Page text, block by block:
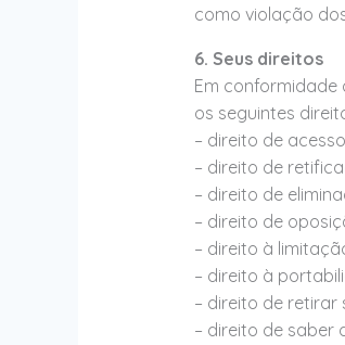
como violação
6. Seus direitos
Em conformidade
os seguintes
– direito de
– direito de
– direito de
– direito de
– direito à
– direito à
– direito de retirar
– direito de saber